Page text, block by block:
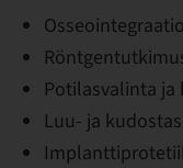
Potilasvalinta
Luu- ja